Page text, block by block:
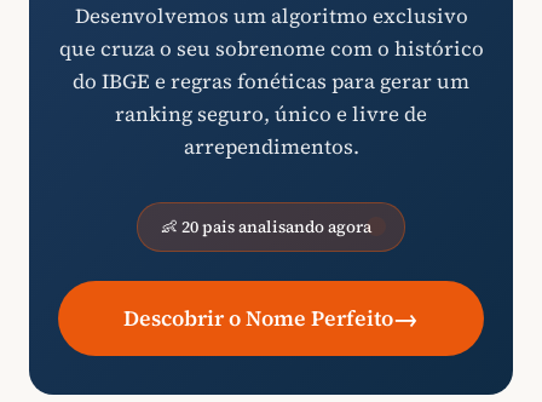
Desenvolvemos um algoritmo exclusivo
que cruza o seu sobrenome com o histórico
do IBGE e regras fonéticas para gerar um
ranking seguro, único e livre de
arrependimentos.
👶 20 pais analisando agora
Descobrir o Nome Perfeito→